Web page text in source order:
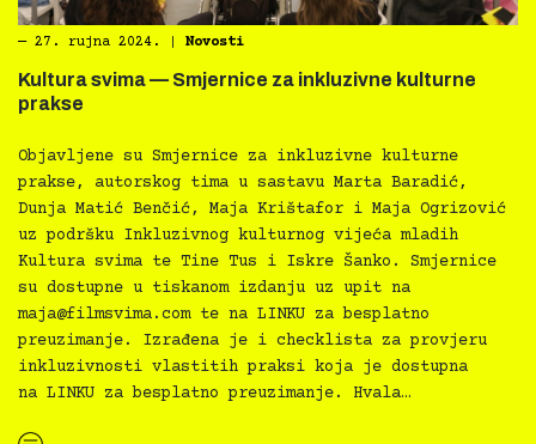
― 27. rujna 2024. Novosti
Kultura svima — Smjernice za inkluzivne kulturne
prakse
Objavljene su Smjernice za inkluzivne kulturne
prakse, autorskog tima u sastavu Marta Baradić,
Dunja Matić Benčić, Maja Krištafor i Maja Ogrizović
uz podršku Inkluzivnog kulturnog vijeća mladih
Kultura svima te Tine Tus i Iskre Šanko. Smjernice
su dostupne u tiskanom izdanju uz upit na
maja@filmsvima.comte na LINKU za besplatno
preuzimanje. Izrađena je i checklista za provjeru
inkluzivnosti vlastitih praksi koja je dostupna
na LINKU za besplatno preuzimanje. Hvala…